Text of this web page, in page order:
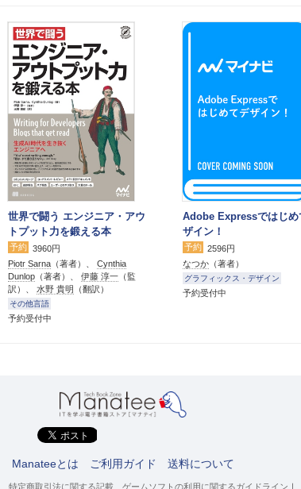
世界で闘う エンジニア・アウ
トプット力を鍛える本
予約 3960円
Piotr Sarna （著者）、 Cynthia
Dunlop （著者）、 伊藤 淳一 （監
訳）、 水野 貴明 （翻訳）
その他言語
予約受付中
Adobe Expressではじめ
ザイン！
予約 2596円
なつか （著者）
グラフィックス・デザイン
予約受付中
Manateeとは ご利用ガイド 送料について
特定商取引法に関する記載 ゲームソフトの利用に関するガイドライン ｜